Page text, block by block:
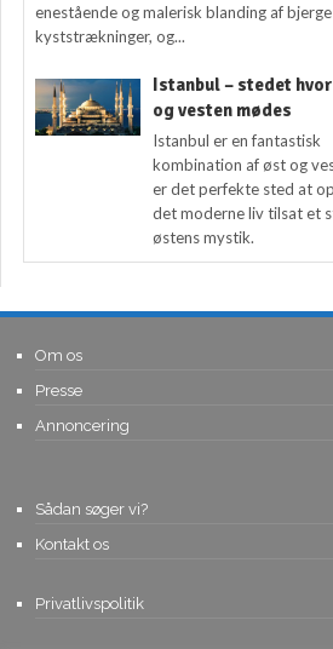
enestående og malerisk blanding af
kyststrækninger, og...
Istanbul – stedet
og vesten mødes
Istanbul er en fantastisk
kombination af øst og
er det perfekte sted at
det moderne liv tilsat et
østens mystik.
Om os
Presse
Annoncering
Sådan søger vi?
Kontakt os
Privatlivspolitik